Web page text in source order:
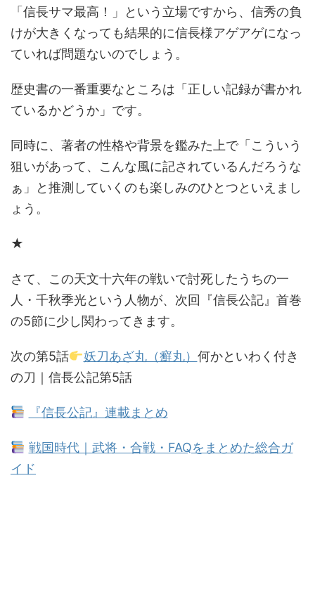
「信長サマ最高！」という立場ですから、信秀の負
けが大きくなっても結果的に信長様アゲアゲになっ
ていれば問題ないのでしょう。
歴史書の一番重要なところは「正しい記録が書かれ
ているかどうか」です。
同時に、著者の性格や背景を鑑みた上で「こういう
狙いがあって、こんな風に記されているんだろうな
ぁ」と推測していくのも楽しみのひとつといえまし
ょう。
★
さて、この天文十六年の戦いで討死したうちの一
人・千秋季光という人物が、次回『信長公記』首巻
の5節に少し関わってきます。
次の第5話 妖刀あざ丸（癬丸） 何かといわく付き
の刀｜信長公記第5話
『信長公記』連載まとめ
戦国時代｜武将・合戦・FAQをまとめた総合ガ
イド